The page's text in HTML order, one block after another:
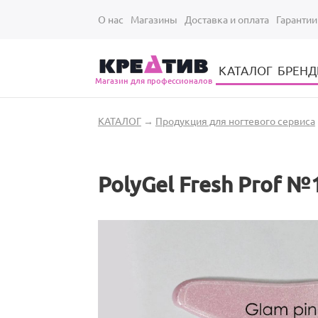
О нас Магазины Доставка и оплата Гарантии
Магазин для профессионалов
КАТАЛОГ
Вы здесь
КАТАЛОГ→ Продукция для ногтевого сервиса
PolyGel Fresh Prof